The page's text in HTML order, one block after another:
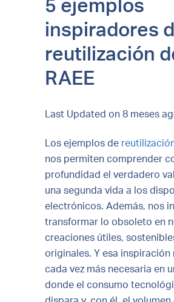
5 ejemplos
inspiradores
reutilización
RAEE
Last Updated on 8 meses
Los ejemplos de
nos permiten comprender
profundidad el verdadero
una segunda vida a los
electrónicos. Además, nos
transformar lo obsoleto en
creaciones útiles,
originales. Y esa inspiración
cada vez más necesaria en
donde el consumo